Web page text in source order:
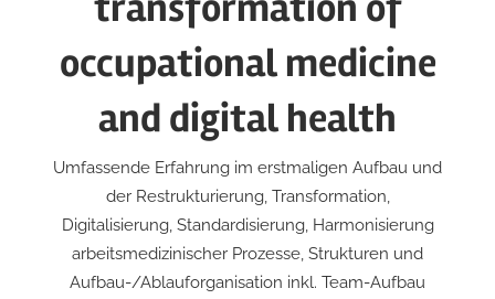
occupational medicine
and digital health
Umfassende Erfahrung im erstmaligen Aufbau und
der Restrukturierung, Transformation,
Digitalisierung, Standardisierung, Harmonisierung
arbeitsmedizinischer Prozesse, Strukturen und
Aufbau-/Ablauforganisation inkl. Team-Aufbau